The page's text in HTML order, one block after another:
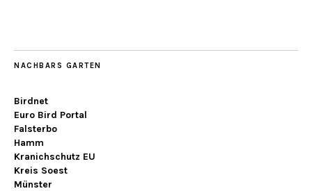
NACHBARS GARTEN
Birdnet
Euro Bird Portal
Falsterbo
Hamm
Kranichschutz EU
Kreis Soest
Münster